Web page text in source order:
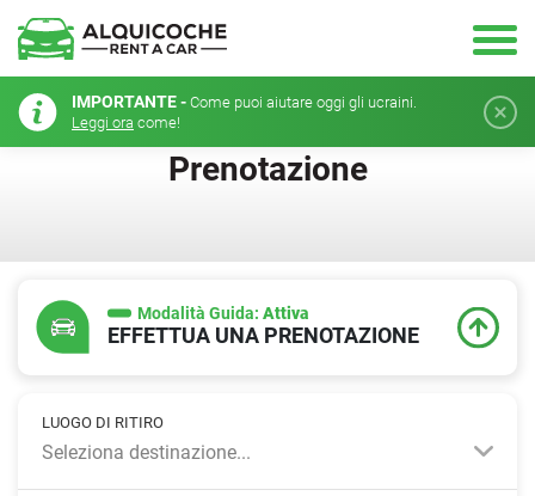
IMPORTANTE - Come puoi aiutare oggi gli ucraini.
Leggi ora come!
Prenotazione
Modalità Guida: Attiva
EFFETTUA UNA PRENOTAZIONE
LUOGO DI RITIRO
Seleziona destinazione...